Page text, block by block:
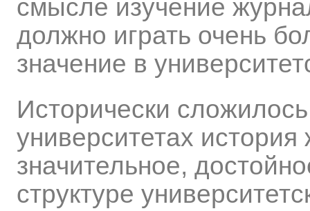
смысле изучение
должно играть очень
значение в
Исторически
университетах
значительное,
структуре